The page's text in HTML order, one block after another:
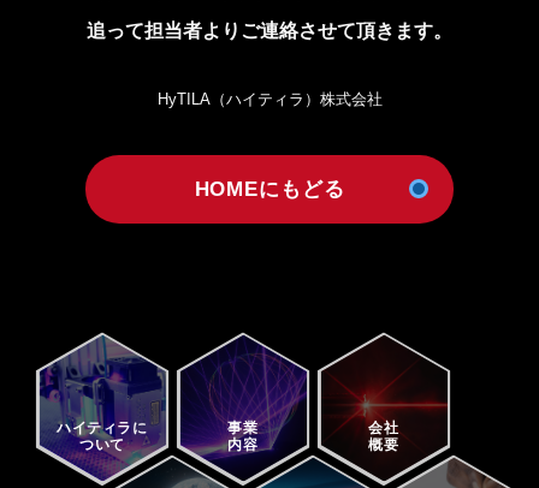
追って担当者よりご連絡させて頂きます。
HyTILA（ハイティラ）株式会社
HOMEにもどる
ハイティラに
ついて
事業
内容
会社
概要